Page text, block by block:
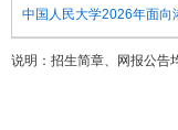
中国人民大学2026年面向
说明：招生简章、网报公告